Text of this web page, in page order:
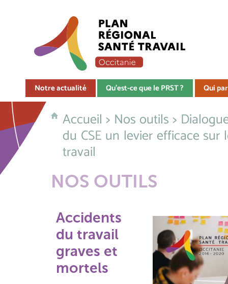
Notre actualité Qu'est-ce que le PRST ? Qui
Accueil > Nos outils>
du CSE un levier efficace
travail
NOS OUTILS
Accidents
du travail
graves et
mortels